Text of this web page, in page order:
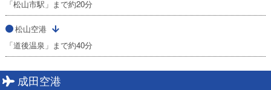
「松山市駅」まで約20分
松山空港
「道後温泉」まで約40分
成田空港